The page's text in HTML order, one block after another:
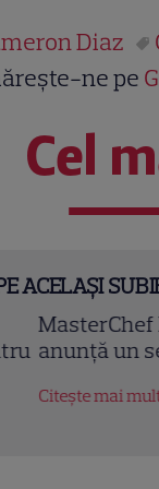
Diaz
ne pe
Cel
ACELAȘI
un sezon
mai multe